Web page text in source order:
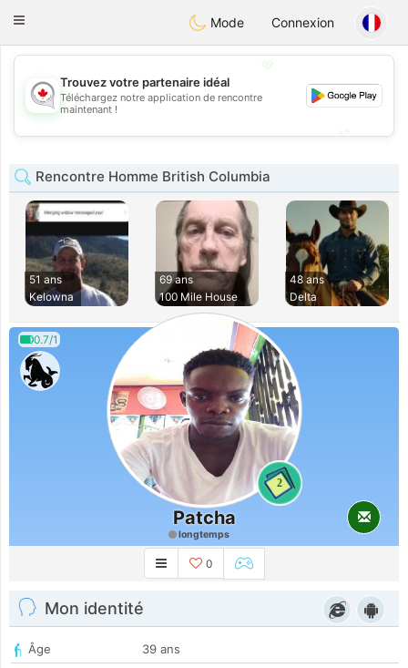
CANADIAN chat
Toggle
Mode Connexion
💖
💕
Trouvez votre partenaire idéal
Téléchargez notre application de rencontre
maintenant !
Rencontre Homme British Columbia
51 ans
Kelowna
69 ans
100 Mile House
48 ans
Delta
0.7/1
2
Patcha
longtemps
0
Mon identité
Âge
39 ans